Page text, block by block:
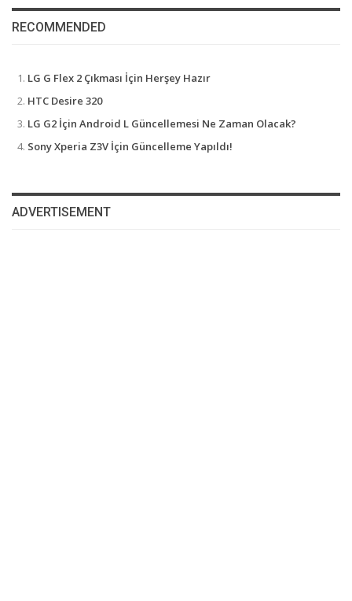
RECOMMENDED
LG G Flex 2 Çıkması İçin Herşey Hazır
HTC Desire 320
LG G2 İçin Android L Güncellemesi Ne Zaman Olacak?
Sony Xperia Z3V İçin Güncelleme Yapıldı!
ADVERTISEMENT